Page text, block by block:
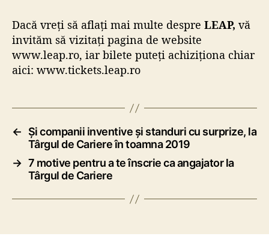
Dacă vreți să aflați mai multe despre LEAP, vă
invităm să vizitați pagina de website
www.leap.ro, iar bilete puteți achiziționa chiar
aici: www.tickets.leap.ro
←
Și companii inventive și standuri cu surprize, la
Târgul de Cariere în toamna 2019
→ 7 motive pentru a te înscrie ca angajator la
Târgul de Cariere